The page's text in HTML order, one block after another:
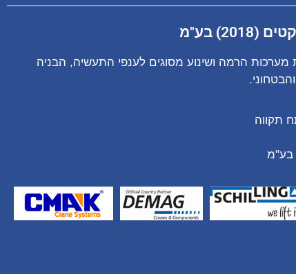
בע"מ
הרמה ושינוע מסוגים לענפי התעשיה, הבניה